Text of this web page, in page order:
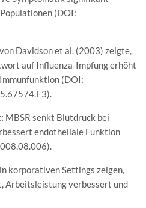
(DOI:
Davidson et al. (2003) zeigte,
auf Influenza-Impfung erhöht
(DOI:
MBSR senkt Blutdruck bei
endotheliale Funktion
korporativen Settings zeigen,
Arbeitsleistung verbessert und